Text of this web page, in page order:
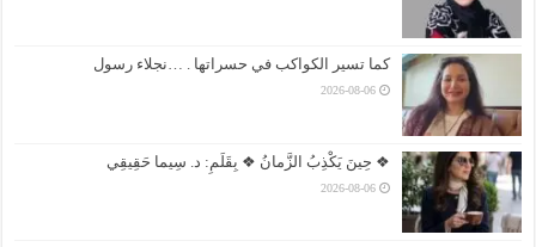
كما تسير الكواكب في حسراتها . …نجلاء رسول
2026-08-06
❖ حِينَ يَكْذِبُ الزَّمانُ ❖ بِقَلَمِ: د. سِيما حَقِيقِي
2026-08-06